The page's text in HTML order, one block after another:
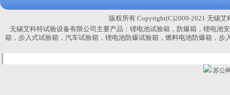
版权所有 Copyright(C)2009-2021 无锡
无锡艾科特试验设备有限公司主要产品： 锂电池试验箱，防爆箱，锂电池
箱， 步入式试验箱，汽车试验箱，锂电池防爆试验箱，燃料电池防爆箱，
苏公